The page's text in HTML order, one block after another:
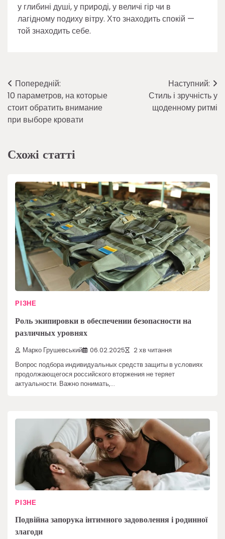
у глибині душі, у природі, у величі гір чи в
лагідному подиху вітру. Хто знаходить спокій —
той знаходить себе.
Навігація
записів
Попередній:
10 параметров, на которые
стоит обратить внимание
при выборе кровати
Наступний:
Стиль і зручність у
щоденному ритмі
Схожі статті
РІЗНЕ
Роль экипировки в обеспечении безопасности на
различных уровнях
Марко Грушевський 06.02.2025 2 хв читання
Вопрос подбора индивидуальных средств защиты в условиях
продолжающегося российского вторжения не теряет
актуальности. Важно понимать,…
РІЗНЕ
Подвійна запорука інтимного задоволення і родинної
злагоди